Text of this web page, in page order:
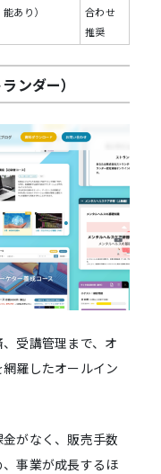
能あり）
合わせ
推奨
ンダー）
受講管理まで、オ
羅したオールイン
がなく、販売手数
事業が成長するほ